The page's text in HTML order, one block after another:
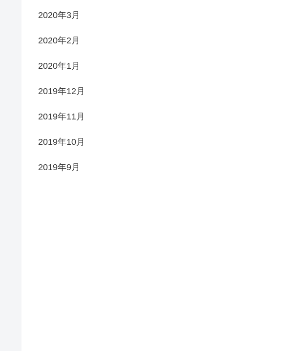
2020年3月
2020年2月
2020年1月
2019年12月
2019年11月
2019年10月
2019年9月